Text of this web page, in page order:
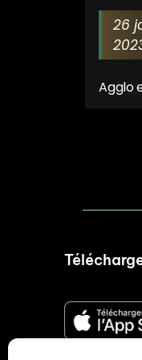
26
Agglo